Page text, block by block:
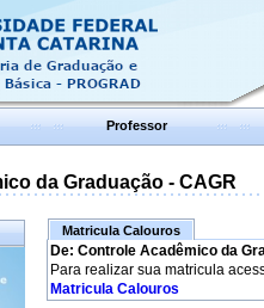
Professor
da Graduação - CAGR
Matricula Calouros
De: Controle Acadêmico da
Para realizar sua matricula
Matricula Calouros